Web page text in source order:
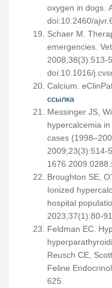
oxygen in dogs.
doi:10.2460/
Schaer M.
emergencies.
2008;38(3):513-
doi:10.1016/
Calcium.
ссылка
Messinger JS,
hypercalcemia
cases
2009;23(3):514-
Broughton SE,
Ionized
hospital
2023;37(1):80-
Feldman EC.
Reusch CE,
Feline
625.